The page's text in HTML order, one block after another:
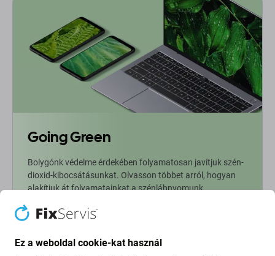
Going Green
Bolygónk védelme érdekében folyamatosan javítjuk szén-
dioxid-kibocsátásunkat. Olvasson többet arról, hogyan
alakítjuk át folyamatainkat a szénlábnyomunk
Ez a weboldal cookie-kat használ